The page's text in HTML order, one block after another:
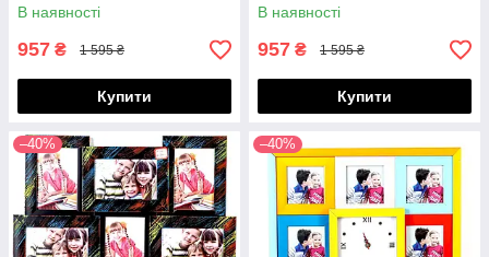
В наявності
957 ₴ 1 595 ₴
Купити
В наявності
957 ₴ 1 595 ₴
Купити
–40% –40%